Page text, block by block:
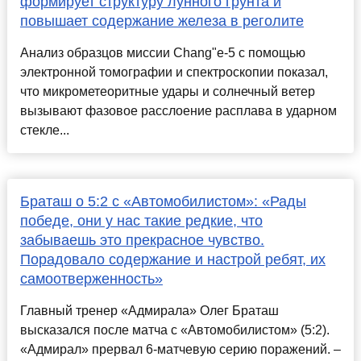
повышает содержание железа в реголите
Анализ образцов миссии Chang"e-5 с помощью
электронной томографии и спектроскопии показал,
что микрометеоритные удары и солнечный ветер
вызывают фазовое расслоение расплава в ударном
стекле...
Браташ о 5:2 с «Автомобилистом»: «Рады
победе, они у нас такие редкие, что
забываешь это прекрасное чувство.
Порадовало содержание и настрой ребят, их
самоотверженность»
Главный тренер «Адмирала» Олег Браташ
высказался после матча с «Автомобилистом» (5:2).
«Адмирал» прервал 6-матчевую серию поражений. –